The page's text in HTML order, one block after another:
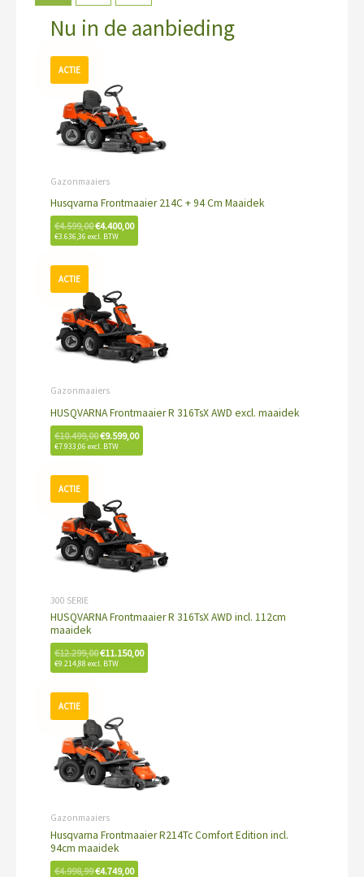
Nu in de aanbieding
Gazonmaaiers
Husqvarna Frontmaaier 214C + 94 Cm Maaidek
€4.599,00
prijs
was:
€4.599,00.
€4.400,00
€3.636,36 excl. BTW
Gazonmaaiers
HUSQVARNA Frontmaaier R 316TsX AWD excl. maaidek
€10.499,00
prijs
was:
€10.499,00.
€9.599,00
€7.933,06 excl. BTW
300 SERIE
HUSQVARNA Frontmaaier R 316TsX AWD incl. 112cm
maaidek
€12.299,00
prijs
was:
€12.299,00.
€11.150,00
€9.214,88 excl. BTW
Gazonmaaiers
Husqvarna Frontmaaier R214Tc Comfort Edition incl.
94cm maaidek
€4.998,99
prijs
was:
€4.998,99.
€4.749,00
€4.749,00.